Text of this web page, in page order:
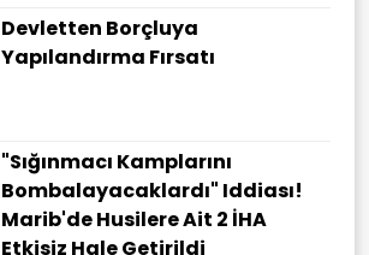
Devletten Borçluya
Yapılandırma Fırsatı
"Sığınmacı Kamplarını
Bombalayacaklardı" Iddiası!
Marib'de Husilere Ait 2 İHA
Etkisiz Hale Getirildi